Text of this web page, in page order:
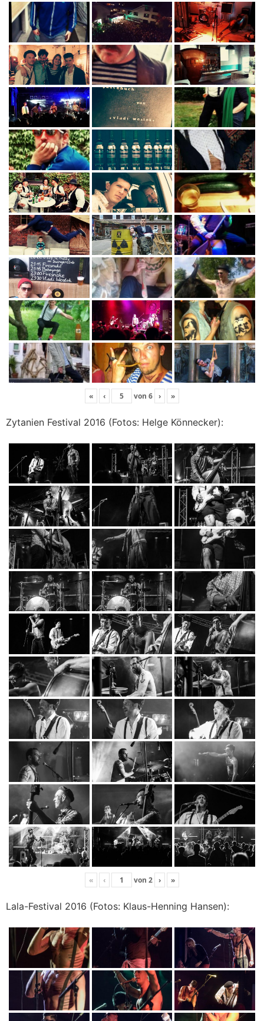
« ‹ von 6 › »
Zytanien Festival 2016 (Fotos: Helge Könnecker):
« ‹ von 2 › »
Lala-Festival 2016 (Fotos: Klaus-Henning Hansen):